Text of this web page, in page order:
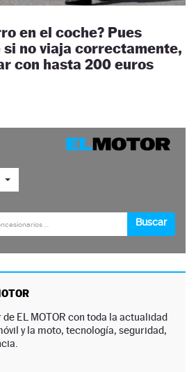
en el coche? Pues
si no viaja correctamente,
con hasta 200 euros
EL MOTOR con toda la actualidad
y la moto, tecnología, seguridad,